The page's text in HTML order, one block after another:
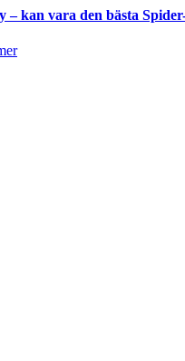
storform
Mauri?
välgjort
Vegas
långfilmsdebut
kan vara den bästa
om